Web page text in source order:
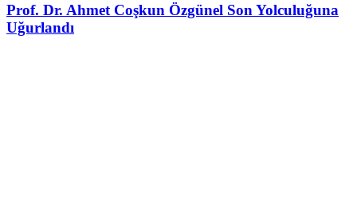
Prof. Dr. Ahmet Coşkun Özgünel Son Yolculuğuna
Uğurlandı